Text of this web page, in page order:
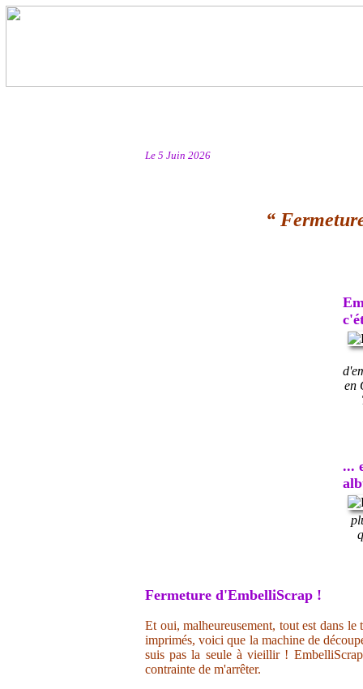
Le 5 Juin 2026
“
en
...
Fermeture d'EmbelliScrap !
Et oui, malheureusement, tout est dans
imprimés, voici que la machine de
suis pas la seule à vieillir !
contrainte de m'arrêter.